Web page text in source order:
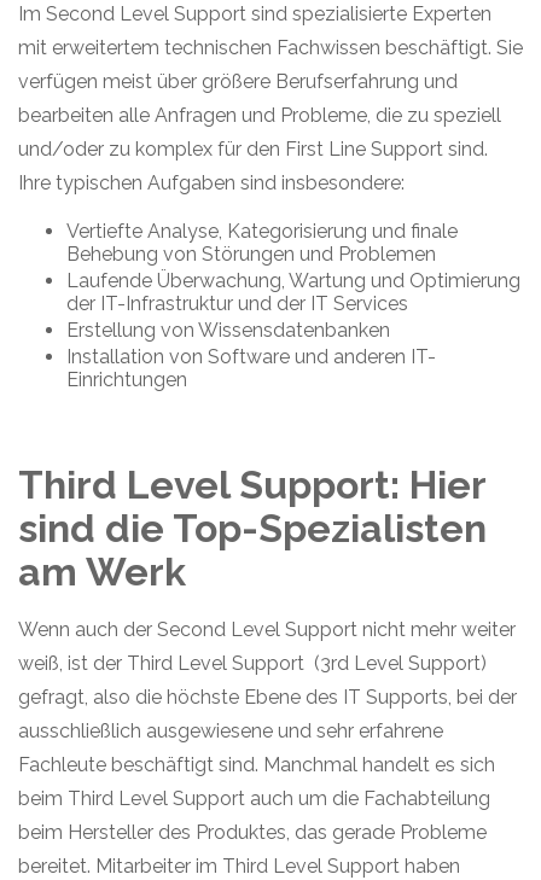
Im Second Level Support sind spezialisierte Experten
mit erweitertem technischen Fachwissen beschäftigt. Sie
verfügen meist über größere Berufserfahrung und
bearbeiten alle Anfragen und Probleme, die zu speziell
und/oder zu komplex für den First Line Support sind.
Ihre typischen Aufgaben sind insbesondere:
Vertiefte Analyse, Kategorisierung und finale
Behebung von Störungen und Problemen
Laufende Überwachung, Wartung und Optimierung
der IT-Infrastruktur und der IT Services
Erstellung von Wissensdatenbanken
Installation von Software und anderen IT-
Einrichtungen
Third Level Support: Hier
sind die Top-Spezialisten
am Werk
Wenn auch der Second Level Support nicht mehr weiter
weiß, ist der Third Level Support (3rd Level Support)
gefragt, also die höchste Ebene des IT Supports, bei der
ausschließlich ausgewiesene und sehr erfahrene
Fachleute beschäftigt sind. Manchmal handelt es sich
beim Third Level Support auch um die Fachabteilung
beim Hersteller des Produktes, das gerade Probleme
bereitet. Mitarbeiter im Third Level Support haben